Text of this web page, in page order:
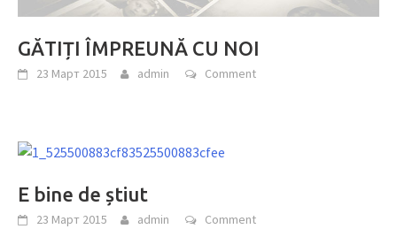
GĂTIȚI ÎMPREUNĂ CU NOI
23 Март 2015 admin Comment
E bine de știut
23 Март 2015 admin Comment